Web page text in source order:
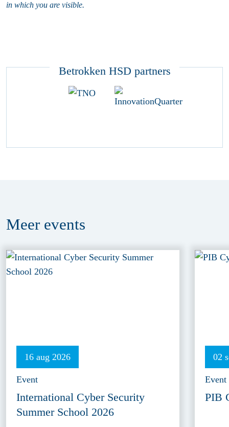
in which you are visible.
Betrokken HSD partners
Meer events
16 aug 2026
Event
International Cyber Security
Summer School 2026
02
Event
PIB